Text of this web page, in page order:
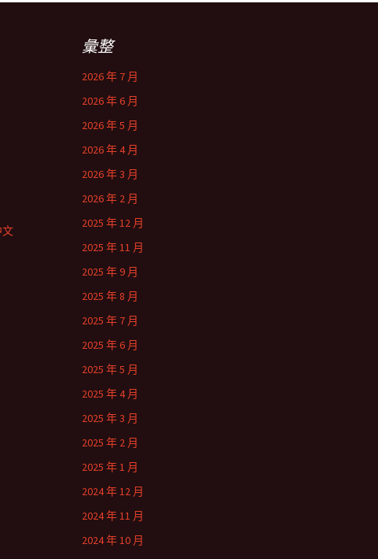
彙整
2026 年 7 月
2026 年 6 月
2026 年 5 月
2026 年 4 月
2026 年 3 月
2026 年 2 月
2025 年 12 月
2025 年 11 月
2025 年 9 月
2025 年 8 月
2025 年 7 月
2025 年 6 月
2025 年 5 月
2025 年 4 月
2025 年 3 月
2025 年 2 月
2025 年 1 月
2024 年 12 月
2024 年 11 月
2024 年 10 月
文